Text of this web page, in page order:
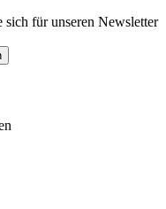
für unseren Newsletter